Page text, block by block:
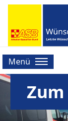
Menü